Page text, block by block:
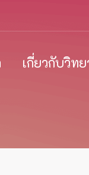
เกี่ยวกับวิท